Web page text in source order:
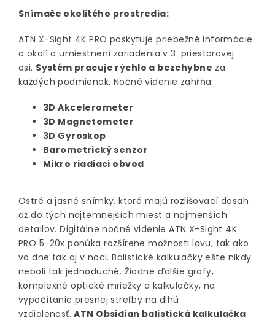
Snímače okolitého prostredia:
ATN X-Sight 4K PRO poskytuje priebežné informácie
o okolí a umiestnení zariadenia v 3. priestorovej
osi. Systém pracuje rýchlo a bezchybne za
každých podmienok. Nočné videnie zahŕňa:
3D Akcelerometer
3D Magnetometer
3D Gyroskop
Barometrický senzor
Mikro riadiaci obvod
Ostré a jasné snímky, ktoré majú rozlišovací dosah
až do tých najtemnejších miest a najmenších
detailov. Digitálne nočné videnie ATN X-Sight 4K
PRO 5-20x ponúka rozšírene možnosti lovu, tak ako
vo dne tak aj v noci. Balistické kalkulačky ešte nikdy
neboli tak jednoduché. Žiadne ďalšie grafy,
komplexné optické mriežky a kalkulačky, na
vypočítanie presnej streľby na dlhú
vzdialenosť.ATN Obsidian balistická kalkulačka